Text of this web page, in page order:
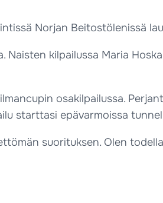
Norjan Beitostölenissä
Naisten kilpailussa Maria
osakilpailussa.
starttasi epävarmoissa
suorituksen. Olen